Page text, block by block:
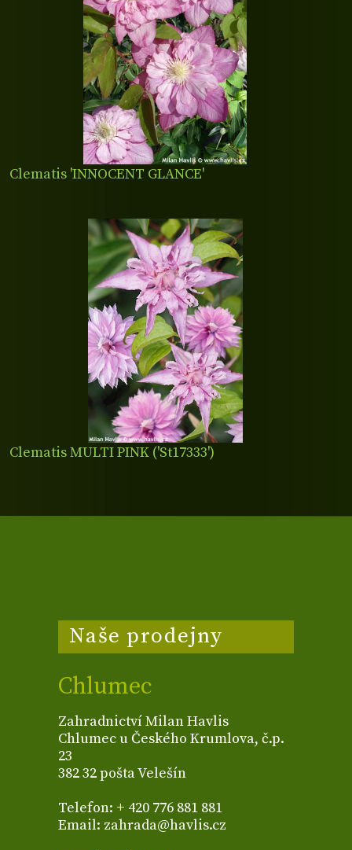
Clematis 'INNOCENT GLANCE'
Clematis MULTI PINK ('St17333')
Naše prodejny
Chlumec
Zahradnictví Milan Havlis
Chlumec u Českého Krumlova, č.p.
23
382 32 pošta Velešín
Telefon: + 420 776 881 881
Email: zahrada@havlis.cz